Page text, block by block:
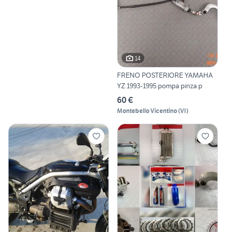
14
FRENO POSTERIORE YAMAHA
YZ 1993-1995 pompa pinza p
60 €
Montebello Vicentino(VI)